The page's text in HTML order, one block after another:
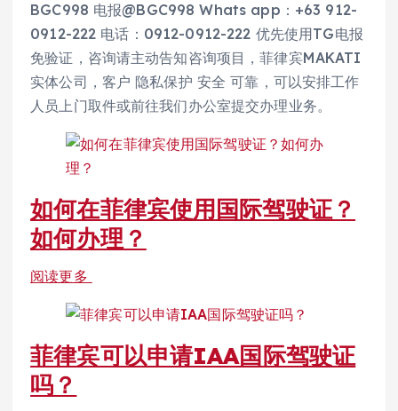
BGC998 电报@BGC998 Whats app：+63 912-
0912-222 电话：0912-0912-222 优先使用TG电报
免验证，咨询请主动告知咨询项目，菲律宾MAKATI
实体公司，客户 隐私保护 安全 可靠，可以安排工作
人员上门取件或前往我们办公室提交办理业务。
如何在菲律宾使用国际驾驶证？
如何办理？
阅读更多
菲律宾可以申请IAA国际驾驶证
吗？